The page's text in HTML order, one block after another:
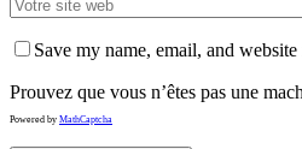
Save my name, email, and
Prouvez que vous n’êtes pas une
Powered by MathCaptcha